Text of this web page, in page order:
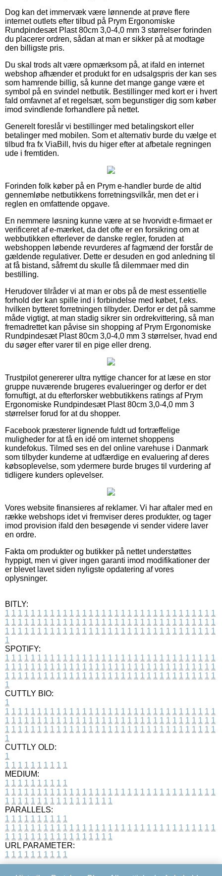
Dog kan det immervæk være lønnende at prøve flere
internet outlets efter tilbud på Prym Ergonomiske
Rundpindesæt Plast 80cm 3,0-4,0 mm 3 størrelser forinden
du placerer ordren, sådan at man er sikker på at modtage
den billigste pris.
Du skal trods alt være opmærksom på, at ifald en internet
webshop afhænder et produkt for en udsalgspris der kan ses
som hamrende billig, så kunne det mange gange være et
symbol på en svindel netbutik. Bestillinger med kort er i hvert
fald omfavnet af et regelsæt, som begunstiger dig som køber
imod svindlende forhandlere på nettet.
Generelt foreslår vi bestillinger med betalingskort eller
betalinger med mobilen. Som et alternativ burde du vælge et
tilbud fra fx ViaBill, hvis du higer efter at afbetale regningen
ude i fremtiden.
Forinden folk køber på en Prym e-handler burde de altid
gennemløbe netbutikkens forretningsvilkår, men det er i
reglen en omfattende opgave.
En nemmere løsning kunne være at se hvorvidt e-firmaet er
verificeret af e-mærket, da det ofte er en forsikring om at
webbutikken efterlever de danske regler, foruden at
webshoppen løbende revurderes af fagmænd der forstår de
gældende regulativer. Dette er desuden en god anledning til
at få bistand, såfremt du skulle få dilemmaer med din
bestilling.
Herudover tilråder vi at man er obs på de mest essentielle
forhold der kan spille ind i forbindelse med købet, f.eks.
hvilken bytteret forretningen tilbyder. Derfor er det på samme
måde vigtigt, at man stadig sikrer sin ordrekvittering, så man
fremadrettet kan påvise sin shopping af Prym Ergonomiske
Rundpindesæt Plast 80cm 3,0-4,0 mm 3 størrelser, hvad end
du søger efter varer til en pige eller dreng.
Trustpilot genererer ultra nyttige chancer for at læse en stor
gruppe nuværende brugeres evalueringer og derfor er det
fornuftigt, at du efterforsker webbutikkens ratings af Prym
Ergonomiske Rundpindesæt Plast 80cm 3,0-4,0 mm 3
størrelser forud for at du shopper.
Facebook præsterer lignende fuldt ud fortræffelige
muligheder for at få en idé om internet shoppens
kundefokus. Tilmed ses en del online varehuse i Danmark
som tilbyder kunderne at udfærdige en evaluering af deres
købsoplevelse, som ydermere burde bruges til vurdering af
tidligere kunders oplevelser.
Vores website finansieres af reklamer. Vi har aftaler med en
række webshops idet vi fremviser deres produkter, og tager
imod provision ifald den besøgende vi sender videre laver
en ordre.
Fakta om produkter og butikker på nettet understøttes
hyppigt, men vi giver ingen garanti imod modifikationer der
er blevet lavet siden nyligste opdatering af vores
oplysninger.
BITLY:
1 1 1 1 1 1 1 1 1 1 1 1 1 1 1 1 1 1 1 1 1 1 1 1 1 1 1 1 1 1 1 1 1
1 1 1 1 1 1 1 1 1 1 1 1 1 1 1 1 1 1 1 1 1 1 1 1 1 1 1 1 1 1 1 1 1
1 1 1 1 1 1 1 1 1 1 1 1 1 1 1 1 1 1 1 1 1 1 1 1 1 1 1 1 1 1 1 1 1
1
SPOTIFY:
1 1 1 1 1 1 1 1 1 1 1 1 1 1 1 1 1 1 1 1 1 1 1 1 1 1 1 1 1 1 1 1 1
1 1 1 1 1 1 1 1 1 1 1 1 1 1 1 1 1 1 1 1 1 1 1 1 1 1 1 1 1 1 1 1 1
1 1 1 1 1 1 1 1 1 1 1 1 1 1 1 1 1 1 1 1 1 1 1 1 1 1 1 1 1 1 1 1 1
1
CUTTLY BIO:
1
1 1 1 1 1 1 1 1 1 1 1 1 1 1 1 1 1 1 1 1 1 1 1 1 1 1 1 1 1 1 1 1 1
1 1 1 1 1 1 1 1 1 1 1 1 1 1 1 1 1 1 1 1 1 1 1 1 1 1 1 1 1 1 1 1 1
1 1 1 1 1 1 1 1 1 1 1 1 1 1 1 1 1 1 1 1 1 1 1 1 1 1 1 1 1 1 1 1 1
1
CUTTLY OLD:
1
1 1 1 1 1 1 1 1 1 1
MEDIUM:
1 1 1 1 1 1 1 1 1 1
1 1 1 1 1 1 1 1 1 1 1 1 1 1 1 1 1 1 1 1 1 1 1 1 1 1 1 1 1 1 1 1 1
1 1 1 1 1 1 1 1 1 1 1 1 1 1 1 1 1
PARALLELS:
1 1 1 1 1 1 1 1 1 1
1 1 1 1 1 1 1 1 1 1 1 1 1 1 1 1 1 1 1 1 1 1 1 1 1 1 1 1 1 1 1 1 1
1 1 1 1 1 1 1 1 1 1 1 1 1 1 1 1 1
URL PARAMETER:
1 1 1 1 1 1 1 1 1 1